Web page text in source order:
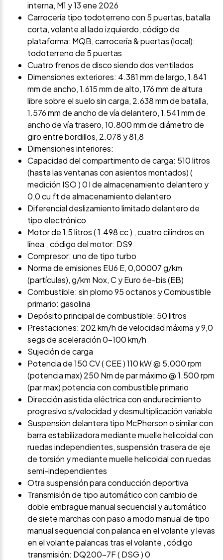
interna, M1 y 13 ene 2026
Carrocería tipo todoterreno con 5 puertas, batalla
corta, volante al lado izquierdo, código de
plataforma: MQB, carrocería & puertas (local):
todoterreno de 5 puertas
Cuatro frenos de disco siendo dos ventilados
Dimensiones exteriores: 4.381 mm de largo, 1.841
mm de ancho, 1.615 mm de alto, 176 mm de altura
libre sobre el suelo sin carga, 2.638 mm de batalla,
1.576 mm de ancho de vía delantero, 1.541 mm de
ancho de vía trasero, 10.800 mm de diámetro de
giro entre bordillos, 2.078 y 81,8
Dimensiones interiores:
Capacidad del compartimento de carga: 510 litros
(hasta las ventanas con asientos montados) (
medición ISO ) 0 l de almacenamiento delantero y
0,0 cu ft de almacenamiento delantero
Diferencial deslizamiento limitado delantero de
tipo electrónico
Motor de 1,5 litros ( 1.498 cc ) , cuatro cilindros en
línea ; código del motor: DS9
Compresor: uno de tipo turbo
Norma de emisiones EU6 E, 0,00007 g/km
(partículas), g/km Nox, C y Euro 6e-bis (EB)
Combustible: sin plomo 95 octanos y Combustible
primario: gasolina
Depósito principal de combustible: 50 litros
Prestaciones: 202 km/h de velocidad máxima y 9,0
segs de aceleración 0-100 km/h
Sujeción de carga
Potencia de 150 CV ( CEE ) 110 kW @ 5.000 rpm
(potencia max) 250 Nm de par máximo @ 1.500 rpm
(par max) potencia con combustible primario
Dirección asistida eléctrica con endurecimiento
progresivo s/velocidad y desmultiplicación variable
Suspensión delantera tipo McPherson o similar con
barra estabilizadora mediante muelle helicoidal con
ruedas independientes, suspensión trasera de eje
de torsión y mediante muelle helicoidal con ruedas
semi-independientes
Otra suspensión para conducción deportiva
Transmisión de tipo automático con cambio de
doble embrague manual secuencial y automático
de siete marchas con paso a modo manual de tipo
manual sequencial con palanca en el volante y levas
en el volante palancas tras el volante , código
transmisión: DQ200-7F ( DSG ) 0